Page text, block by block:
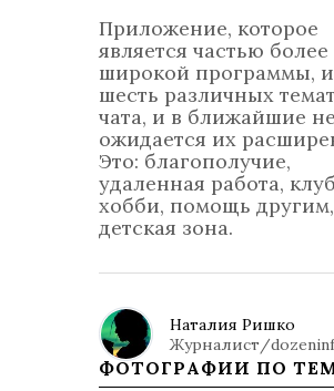
Приложение, которое
является частью более
широкой программы,
шесть различных
чата, и в ближайшие
ожидается их
Это: благополучие,
удаленная работа,
хобби, помощь другим,
детская зона.
Наталия Ришко
Журналист/
ФОТОГРАФИИ ПО